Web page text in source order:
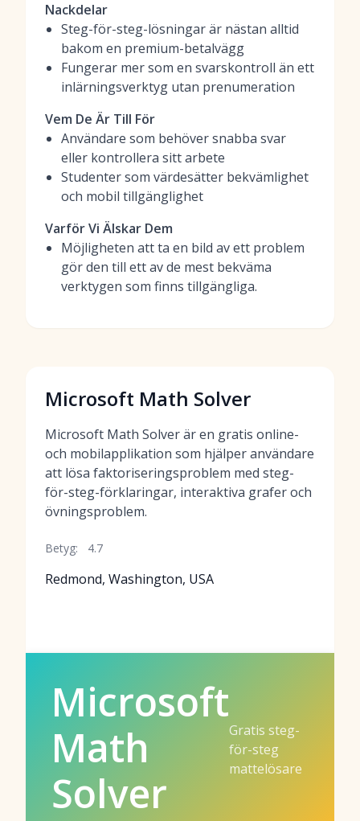
Nackdelar
Steg-för-steg-lösningar är nästan alltid
bakom en premium-betalvägg
Fungerar mer som en svarskontroll än ett
inlärningsverktyg utan prenumeration
Vem De Är Till För
Användare som behöver snabba svar
eller kontrollera sitt arbete
Studenter som värdesätter bekvämlighet
och mobil tillgänglighet
Varför Vi Älskar Dem
Möjligheten att ta en bild av ett problem
gör den till ett av de mest bekväma
verktygen som finns tillgängliga.
Microsoft Math Solver
Microsoft Math Solver är en gratis online-
och mobilapplikation som hjälper användare
att lösa faktoriseringsproblem med steg-
för-steg-förklaringar, interaktiva grafer och
övningsproblem.
Betyg: 4.7
Redmond, Washington, USA
Microsoft
Math
Solver
Gratis steg-
för-steg
mattelösare